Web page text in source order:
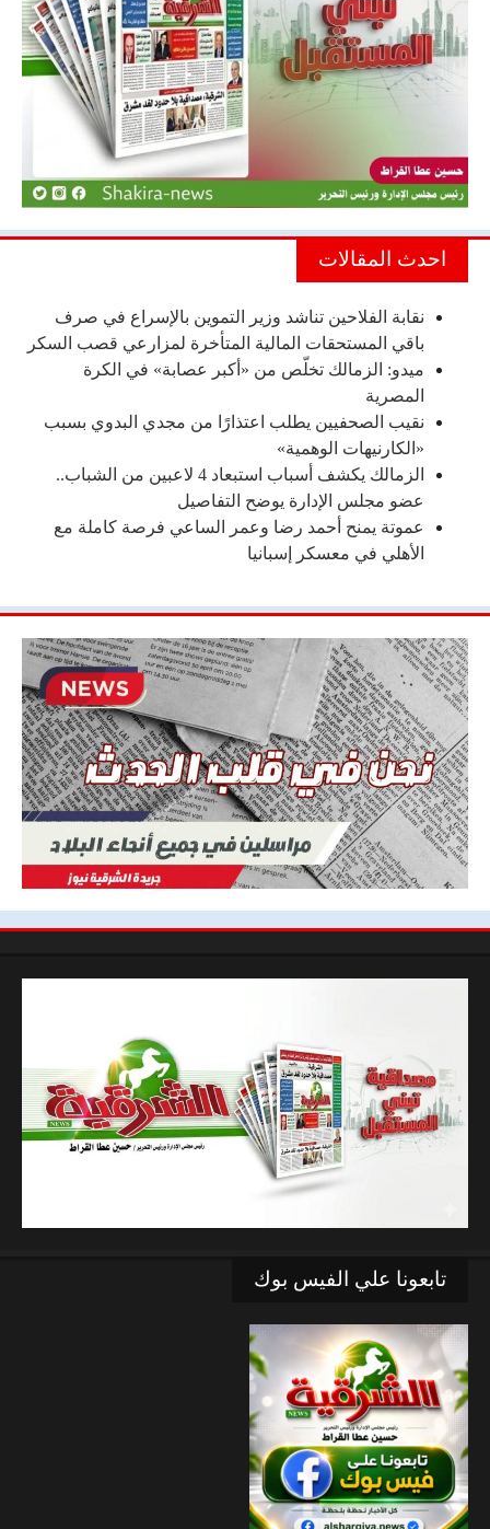
احدث المقالات
نقابة الفلاحين تناشد وزير التموين بالإسراع في صرف
باقي المستحقات المالية المتأخرة لمزارعي قصب السكر
ميدو: الزمالك تخلّص من «أكبر عصابة» في الكرة
المصرية
نقيب الصحفيين يطلب اعتذارًا من مجدي البدوي بسبب
«الكارنيهات الوهمية»
الزمالك يكشف أسباب استبعاد 4 لاعبين من الشباب..
عضو مجلس الإدارة يوضح التفاصيل
عموتة يمنح أحمد رضا وعمر الساعي فرصة كاملة مع
الأهلي في معسكر إسبانيا
تابعونا علي الفيس بوك